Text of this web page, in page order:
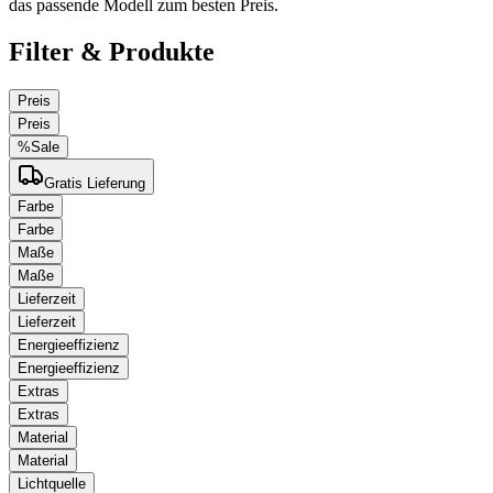
das passende Modell zum besten Preis.
Filter & Produkte
Preis
Preis
%Sale
Gratis Lieferung
Farbe
Farbe
Maße
Maße
Lieferzeit
Lieferzeit
Energieeffizienz
Energieeffizienz
Extras
Extras
Material
Material
Lichtquelle